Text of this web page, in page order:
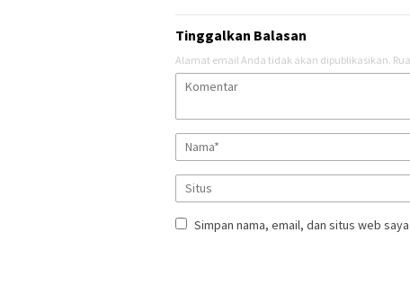
Tinggalkan Balasan
Alamat email Anda tidak akan dipublikasikan.
Simpan nama, email, dan situs web